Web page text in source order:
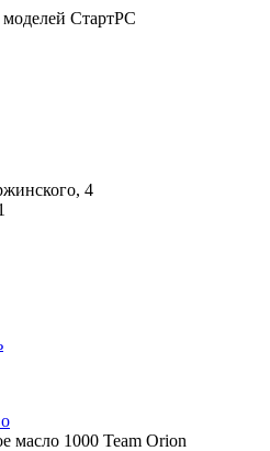
СтартРС
4
масло 1000 Team Orion